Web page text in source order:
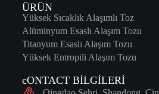
ÜRÜN
Yüksek Sıcaklık Alaşımlı Toz
Alüminyum Esaslı Alaşım Tozu
Titanyum Esaslı Alaşım Tozu
Yüksek Entropili Alaşım Tozu
cONTACT BİLGİLERİ